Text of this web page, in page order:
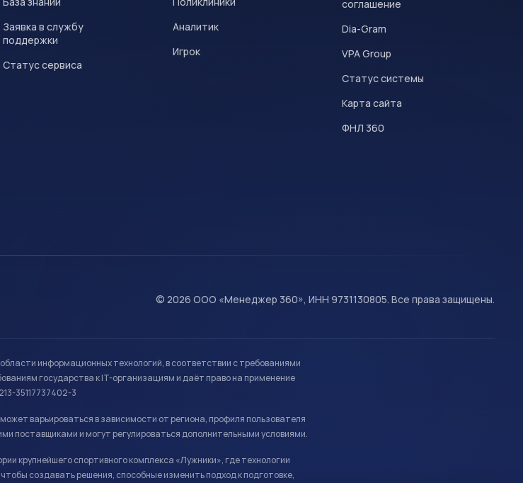
Заявка в службу
поддержки
Статус сервиса
Аналитик
Игрок
соглашение
Dia-Gram
VPA Group
Статус системы
Карта сайта
ФНЛ 360
© 2026 ООО «Менеджер 360», ИНН 9731130805. Все права защищены.
информационных технологий, в соответствии с требованиями
государства к IT-организациям и даёт право на применение
35117737402-3
варьироваться в зависимости от региона, профиля пользователя
поставщиками и могут регулироваться дополнительными условиями.
крупнейшего спортивного комплекса «Лужники», где технологии
создавать решения, способные изменить подход к подготовке,